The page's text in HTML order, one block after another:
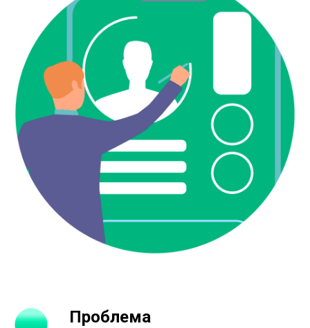
Проблема